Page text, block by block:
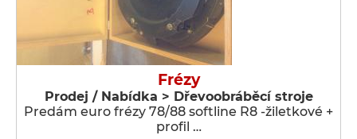
Frézy
Prodej / Nabídka > Dřevoobráběcí stroje
Predám euro frézy 78/88 softline R8 -žiletkové +
profil …